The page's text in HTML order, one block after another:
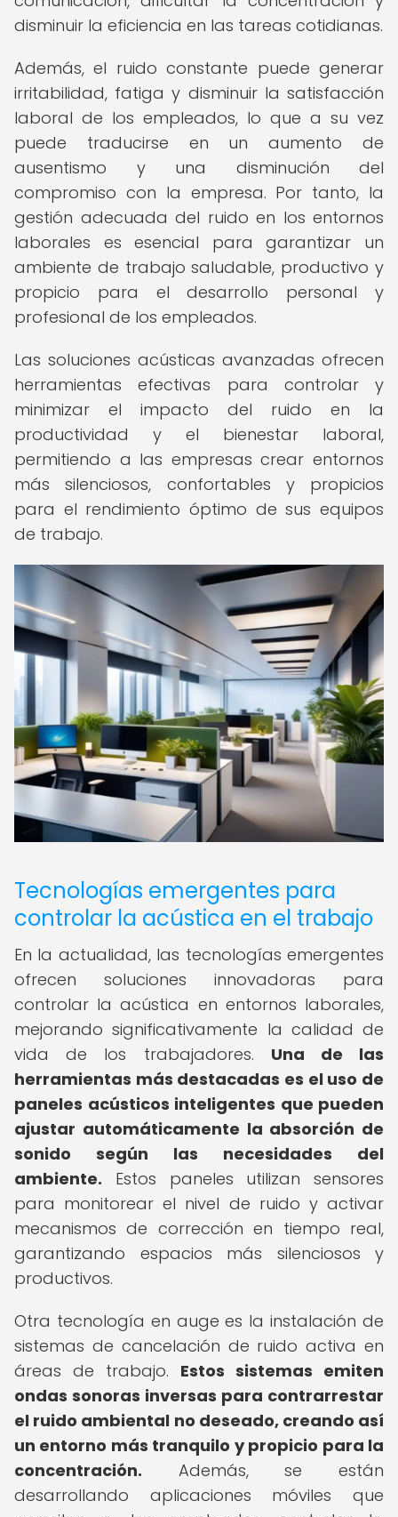
disminuir la eficiencia en las tareas cotidianas.
Además, el ruido constante puede generar
irritabilidad, fatiga y disminuir la satisfacción
laboral de los empleados, lo que a su vez
puede traducirse en un aumento de
ausentismo y una disminución del
compromiso con la empresa. Por tanto, la
gestión adecuada del ruido en los entornos
laborales es esencial para garantizar un
ambiente de trabajo saludable, productivo y
propicio para el desarrollo personal y
profesional de los empleados.
Las soluciones acústicas avanzadas ofrecen
herramientas efectivas para controlar y
minimizar el impacto del ruido en la
productividad y el bienestar laboral,
permitiendo a las empresas crear entornos
más silenciosos, confortables y propicios
para el rendimiento óptimo de sus equipos
de trabajo.
Tecnologías emergentes para
controlar la acústica en el trabajo
En la actualidad, las tecnologías emergentes
ofrecen soluciones innovadoras para
controlar la acústica en entornos laborales,
mejorando significativamente la calidad de
vida de los trabajadores. Una de las
herramientas más destacadas es el uso de
paneles acústicos inteligentes que pueden
ajustar automáticamente la absorción de
sonido según las necesidades del
ambiente. Estos paneles utilizan sensores
para monitorear el nivel de ruido y activar
mecanismos de corrección en tiempo real,
garantizando espacios más silenciosos y
productivos.
Otra tecnología en auge es la instalación de
sistemas de cancelación de ruido activa en
áreas de trabajo. Estos sistemas emiten
ondas sonoras inversas para contrarrestar
el ruido ambiental no deseado, creando así
un entorno más tranquilo y propicio para la
concentración. Además, se están
desarrollando aplicaciones móviles que